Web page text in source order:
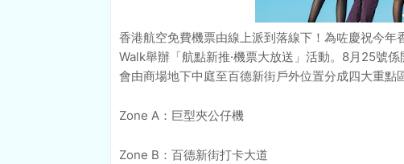
香港航空免費機票由線上派到落線下！為咗慶祝今
Walk舉辦「航點新推·機票大放送」活動。8月25號
會由商場地下中庭至百德新街戶外位置分成四大重點
Zone A：巨型夾公仔機
Zone B：百德新街打卡大道